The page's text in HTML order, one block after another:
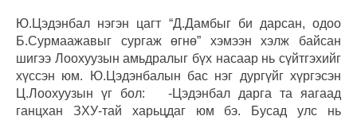
Ю.Цэдэнбал нэгэн цагт “Д.Дамбыг би дарсан, одоо
Б.Сурмаажавыг сургаж өгнө” хэмээн хэлж байсан
шигээ Лоохуузын амьдралыг бүх насаар нь сүйтгэхийг
хүссэн юм. Ю.Цэдэнбалын бас нэг дургүйг хүргэсэн
Ц.Лоохуузын үг бол: -Цэдэнбал дарга та яагаад
ганцхан ЗХУ-тай харьцдаг юм бэ. Бусад улс нь